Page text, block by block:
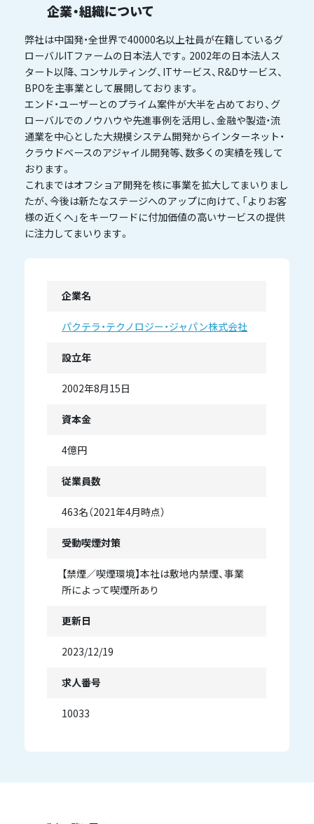
企業・組織について
弊社は中国発・全世界で40000名以上社員が在籍しているグ
ローバルITファームの日本法人です。2002年の日本法人ス
タート以降、コンサルティング、ITサービス、R&Dサービス、
BPOを主事業として展開しております。
エンド・ユーザーとのプライム案件が大半を占めており、グ
ローバルでのノウハウや先進事例を活用し、金融や製造・流
通業を中心とした大規模システム開発からインターネット・
クラウドベースのアジャイル開発等、数多くの実績を残して
おります。
これまではオフショア開発を核に事業を拡大してまいりまし
たが、今後は新たなステージへのアップに向けて、「よりお客
様の近くへ」をキーワードに付加価値の高いサービスの提供
に注力してまいります。
企業名
パクテラ・テクノロジー・ジャパン株式会社
設立年
2002年8月15日
資本金
4億円
従業員数
463名（2021年4月時点）
受動喫煙対策
【禁煙／喫煙環境】本社は敷地内禁煙、事業
所によって喫煙所あり
更新日
2023/12/19
求人番号
10033